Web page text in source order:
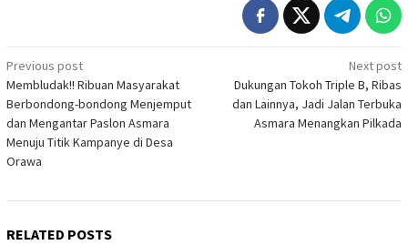
Post
navigation
Previous post
Membludak!! Ribuan Masyarakat
Berbondong-bondong Menjemput
dan Mengantar Paslon Asmara
Menuju Titik Kampanye di Desa
Orawa
Next post
Dukungan Tokoh Triple B, Ribas
dan Lainnya, Jadi Jalan Terbuka
Asmara Menangkan Pilkada
RELATED POSTS